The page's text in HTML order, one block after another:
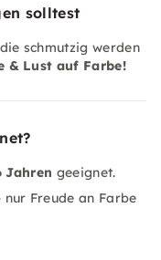
solltest
schmutzig werden
& Lust auf Farbe!
Jahren geeignet.
nur Freude an Farbe